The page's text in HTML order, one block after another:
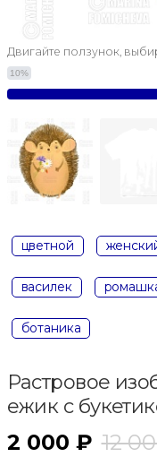
Двигайте ползунок,
10%
цветной
василек
ботаника
Растровое
ежик с
2 000 ₽ 12